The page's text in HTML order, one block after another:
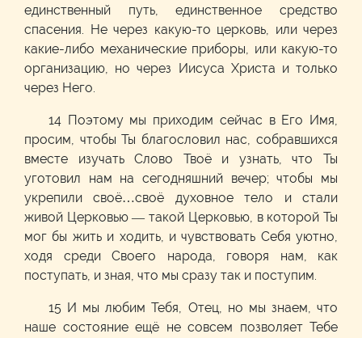
единственный путь, единственное средство
спасения. Не через какую-то церковь, или через
какие-либо механические приборы, или какую-то
организацию, но через Иисуса Христа и только
через Него.
14 Поэтому мы приходим сейчас в Его Имя,
просим, чтобы Ты благословил нас, собравшихся
вместе изучать Слово Твоё и узнать, что Ты
уготовил нам на сегодняшний вечер; чтобы мы
укрепили своё…своё духовное тело и стали
живой Церковью — такой Церковью, в которой Ты
мог бы жить и ходить, и чувствовать Себя уютно,
ходя среди Своего народа, говоря нам, как
поступать, и зная, что мы сразу так и поступим.
15 И мы любим Тебя, Отец, но мы знаем, что
наше состояние ещё не совсем позволяет Тебе